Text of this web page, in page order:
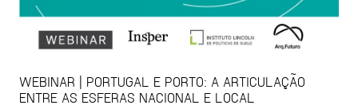
WEBINAR | PORTUGAL E PORTO: A ARTICULAÇÃO
ENTRE AS ESFERAS NACIONAL E LOCAL